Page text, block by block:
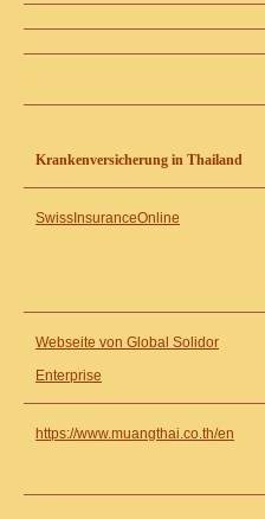
Krankenversicherung in Thailand
SwissInsuranceOnline
Webseite von Global Solidor
Enterprise
https://www.muangthai.co.th/en